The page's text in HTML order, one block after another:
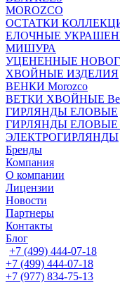
MOROZCO
ОСТАТКИ
ЕЛОЧНЫЕ
МИШУРА
УЦЕНЕННЫЕ
ХВОЙНЫЕ ИЗДЕЛИЯ
ВЕНКИ Morozco
ВЕТКИ ХВОЙНЫЕ
ГИРЛЯНДЫ ЕЛОВЫЕ
ГИРЛЯНДЫ ЕЛОВЫЕ
ЭЛЕКТРОГИРЛЯНДЫ
Бренды
Компания
О компании
Лицензии
Новости
Партнеры
Контакты
Блог
+7 (499) 444-07-18
+7 (499) 444-07-18
+7 (977) 834-75-13